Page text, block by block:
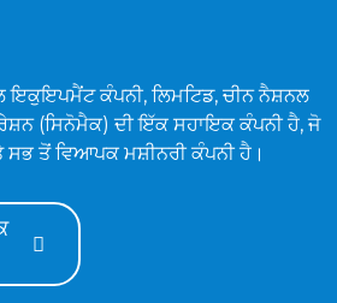
ਕੰਪਨੀ, ਲਿਮਟਿਡ, ਚੀਨ ਨੈਸ਼ਨਲ
(ਸਿਨੋਮੈਕ) ਦੀ ਇੱਕ ਸਹਾਇਕ ਕੰਪਨੀ ਹੈ, ਜੋ
ਸਭ ਤੋਂ ਵਿਆਪਕ ਮਸ਼ੀਨਰੀ ਕੰਪਨੀ ਹੈ।